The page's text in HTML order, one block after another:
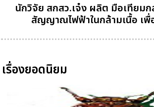
นักวิจัย สกสว.เจ๋ง ผลิต มือเทียมก
สัญญาณไฟฟ้าในกล้ามเนื้อ เพื่
เรื่องยอดนิยม